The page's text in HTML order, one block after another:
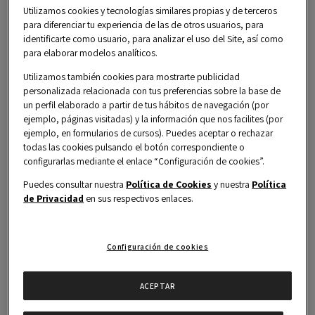
Conecta con otros profesionales
en elDirectorio Alumniy empieza
a hacer networking con perfiles
afines.
Únete a losClubs Alumniy
participa en espacios pensados
para compartir, aprender y crecer.
Mantente al día con nuestras
potenciar el Lifelong Learning y
Networking.
Utilizamos cookies y tecnologías similares propias y de terceros
para diferenciar tu experiencia de las de otros usuarios, para
identificarte como usuario, para analizar el uso del Site, así como
para elaborar modelos analíticos.
Utilizamos también cookies para mostrarte publicidad
personalizada relacionada con tus preferencias sobre la base de
un perfil elaborado a partir de tus hábitos de navegación (por
ejemplo, páginas visitadas) y la información que nos facilites (por
ejemplo, en formularios de cursos). Puedes aceptar o rechazar
todas las cookies pulsando el botón correspondiente o
configurarlas mediante el enlace “Configuración de cookies”.
Puedes consultar nuestra Política de Cookies y nuestra Política
de Privacidad en sus respectivos enlaces.
Configuración de cookies
ACEPTAR